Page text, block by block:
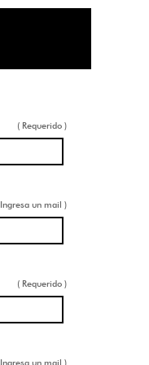
( Requerido )
un mail )
( Requerido )